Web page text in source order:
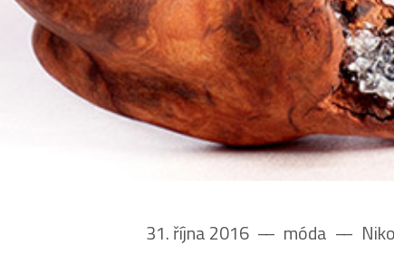
31. října 2016 –– móda ––